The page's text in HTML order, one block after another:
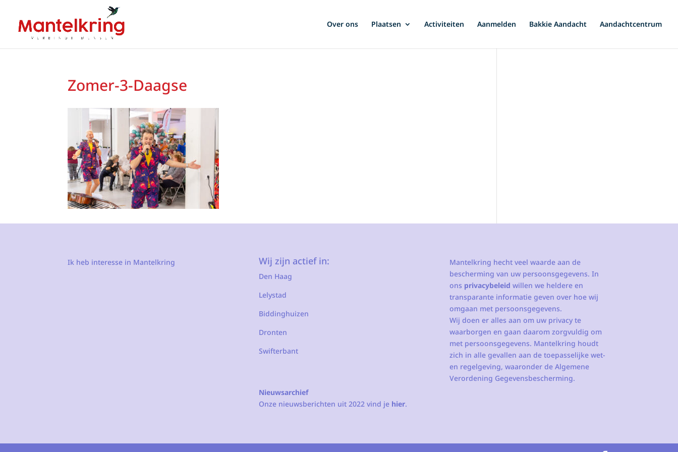
Over ons Plaatsen Activiteiten Aanmelden Bakkie Aandacht Aandachtcentrum
Zomer-3-Daagse
Ik heb interesse in Mantelkring Wij zijn actief in:
Den Haag
Lelystad
Biddinghuizen
Dronten
Swifterbant
Nieuwsarchief
Onze nieuwsberichten uit 2022 vind je hier.
Mantelkring hecht veel waarde aan de
bescherming van uw persoonsgegevens. In
ons privacybeleid willen we heldere en
transparante informatie geven over hoe wij
omgaan met persoonsgegevens.
Wij doen er alles aan om uw privacy te
waarborgen en gaan daarom zorgvuldig om
met persoonsgegevens. Mantelkring houdt
zich in alle gevallen aan de toepasselijke wet-
en regelgeving, waaronder de Algemene
Verordening Gegevensbescherming.